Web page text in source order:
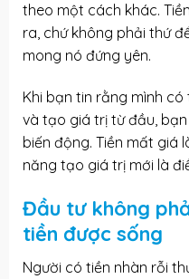
theo một cách khác.
ra, chứ không phải thứ
mong nó đứng yên.
Khi bạn tin rằng mình
và tạo giá trị từ đầu,
biến động. Tiền mất giá
năng tạo giá trị mới là
Đầu tư không
tiền được sống
Người có tiền nhàn rỗi